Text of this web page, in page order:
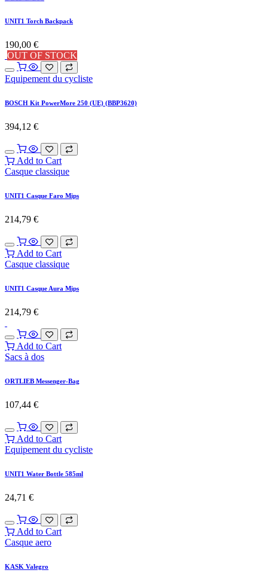
UNIT1 Torch Backpack
190,00 €
OUT OF STOCK
Equipement du cycliste
BOSCH Kit PowerMore 250 (UE) (BBP3620)
394,12 €
Add to Cart
Casque classique
UNIT1 Casque Faro Mips
214,79 €
Add to Cart
Casque classique
UNIT1 Casque Aura Mips
214,79 €
Add to Cart
Sacs à dos
ORTLIEB Messenger-Bag
107,44 €
Add to Cart
Equipement du cycliste
UNIT1 Water Bottle 585ml
24,71 €
Add to Cart
Casque aero
KASK Valegro